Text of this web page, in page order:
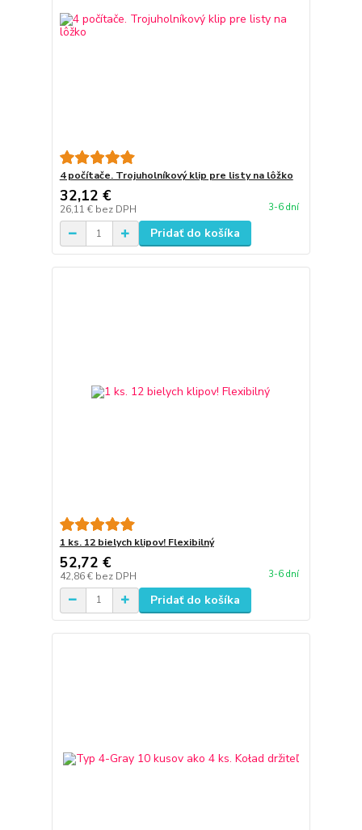
4 počítače. Trojuholníkový klip pre listy na lôžko
32,12 €
26,11 € bez DPH 3-6 dní
Pridať do košíka
1 ks. 12 bielych klipov! Flexibilný
52,72 €
42,86 € bez DPH 3-6 dní
Pridať do košíka